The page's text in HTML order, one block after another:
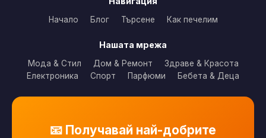
Начало Блог Търсене Как печелим
Нашата мрежа
Мода & Стил Дом & Ремонт
Здраве & Красота
Електроника
Спорт Парфюми Бебета & Деца
📧 Получавай най-добрите